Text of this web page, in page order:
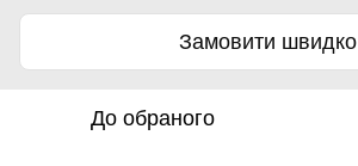
Замовити швидко
До обраного